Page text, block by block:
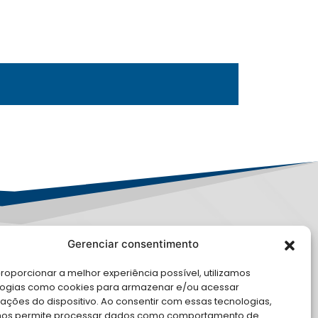
Gerenciar consentimento
a melhor experiência possível, utilizamos
como cookies para armazenar e/ou acessar
do dispositivo. Ao consentir com essas tecnologias,
CONOSCO
Apoio Institucional da AMB